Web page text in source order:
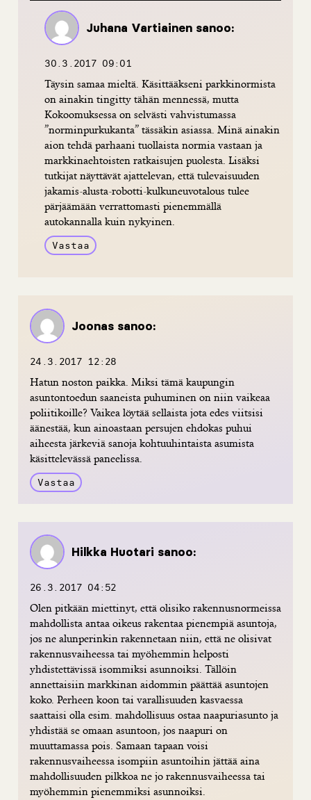
Juhana Vartiainen sanoo:
30.3.2017 09:01
Täysin samaa mieltä. Käsittääkseni parkkinormista
on ainakin tingitty tähän mennessä, mutta
Kokoomuksessa on selvästi vahvistumassa
”norminpurkukanta” tässäkin asiassa. Minä ainakin
aion tehdä parhaani tuollaista normia vastaan ja
markkinaehtoisten ratkaisujen puolesta. Lisäksi
tutkijat näyttävät ajattelevan, että tulevaisuuden
jakamis-alusta-robotti-kulkuneuvotalous tulee
pärjäämään verrattomasti pienemmällä
autokannalla kuin nykyinen.
Vastaa
Joonas sanoo:
24.3.2017 12:28
Hatun noston paikka. Miksi tämä kaupungin
asuntontoedun saaneista puhuminen on niin vaikeaa
poliitikoille? Vaikea löytää sellaista jota edes viitsisi
äänestää, kun ainoastaan persujen ehdokas puhui
aiheesta järkeviä sanoja kohtuuhintaista asumista
käsittelevässä paneelissa.
Vastaa
Hilkka Huotari sanoo:
26.3.2017 04:52
Olen pitkään miettinyt, että olisiko rakennusnormeissa
mahdollista antaa oikeus rakentaa pienempiä asuntoja,
jos ne alunperinkin rakennetaan niin, että ne olisivat
rakennusvaiheessa tai myöhemmin helposti
yhdistettävissä isommiksi asunnoiksi. Tällöin
annettaisiin markkinan aidommin päättää asuntojen
koko. Perheen koon tai varallisuuden kasvaessa
saattaisi olla esim. mahdollisuus ostaa naapuriasunto ja
yhdistää se omaan asuntoon, jos naapuri on
muuttamassa pois. Samaan tapaan voisi
rakennusvaiheessa isompiin asuntoihin jättää aina
mahdollisuuden pilkkoa ne jo rakennusvaiheessa tai
myöhemmin pienemmiksi asunnoiksi.